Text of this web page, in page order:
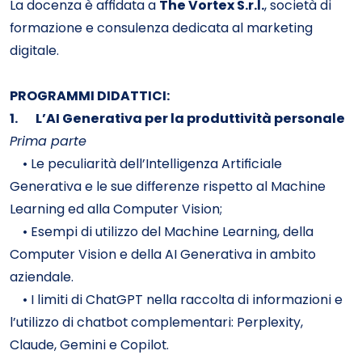
La docenza è affidata a The Vortex S.r.l., società di
formazione e consulenza dedicata al marketing
digitale.
PROGRAMMI DIDATTICI:
1.
L’AI Generativa per la produttività personale
Prima parte
• Le peculiarità dell’Intelligenza Artificiale
Generativa e le sue differenze rispetto al Machine
Learning ed alla Computer Vision;
• Esempi di utilizzo del Machine Learning, della
Computer Vision e della AI Generativa in ambito
aziendale.
• I limiti di ChatGPT nella raccolta di informazioni e
l’utilizzo di chatbot complementari: Perplexity,
Claude, Gemini e Copilot.